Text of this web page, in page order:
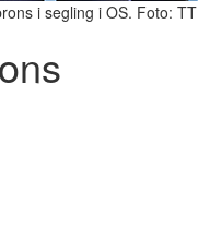
i segling i OS. Foto: TT